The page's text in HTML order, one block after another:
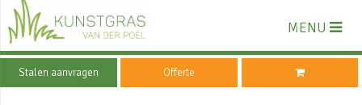
MENU
Stalen aanvragen Offerte